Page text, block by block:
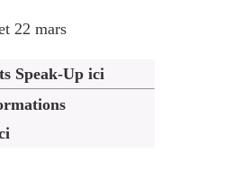
22 mars
Speak-Up ici